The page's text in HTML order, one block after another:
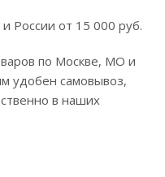
России от 15 000 руб.
по Москве, МО и
удобен самовывоз,
в наших